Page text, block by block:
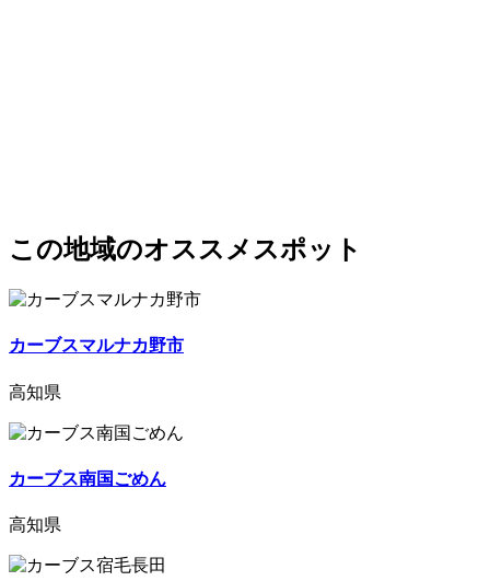
この地域のオススメスポット
カーブスマルナカ野市
高知県
カーブス南国ごめん
高知県